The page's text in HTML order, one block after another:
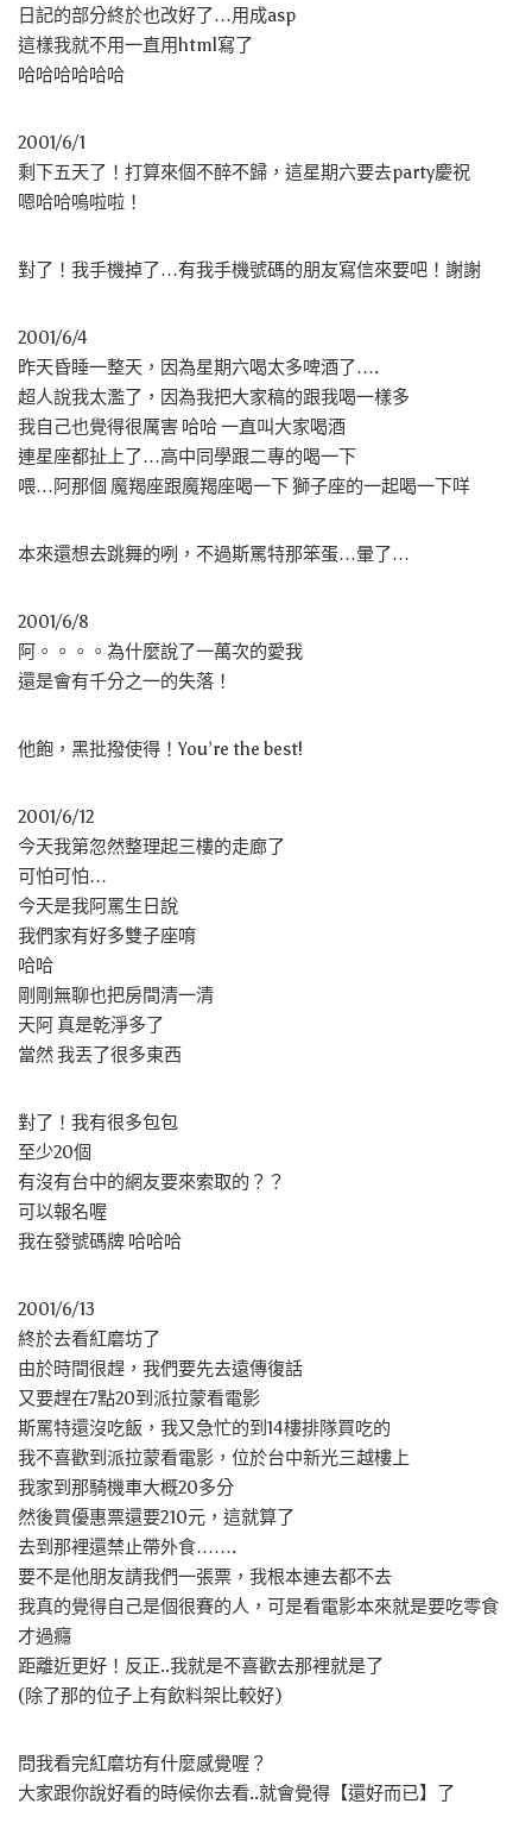
日記的部分終於也改好了…用成asp
這樣我就不用一直用html寫了
哈哈哈哈哈哈
2001/6/1
剩下五天了！打算來個不醉不歸，這星期六要去party慶祝
嗯哈哈嗚啦啦！
對了！我手機掉了…有我手機號碼的朋友寫信來要吧！謝謝
2001/6/4
昨天昏睡一整天，因為星期六喝太多啤酒了….
超人說我太濫了，因為我把大家稿的跟我喝一樣多
我自己也覺得很厲害 哈哈 一直叫大家喝酒
連星座都扯上了…高中同學跟二專的喝一下
喂…阿那個 魔羯座跟魔羯座喝一下 獅子座的一起喝一下咩
本來還想去跳舞的咧，不過斯罵特那笨蛋…暈了…
2001/6/8
阿。。。。為什麼說了一萬次的愛我
還是會有千分之一的失落！
他飽，黑批撥使得！You’re the best!
2001/6/12
今天我第忽然整理起三樓的走廊了
可怕可怕…
今天是我阿罵生日說
我們家有好多雙子座唷
哈哈
剛剛無聊也把房間清一清
天阿 真是乾淨多了
當然 我丟了很多東西
對了！我有很多包包
至少20個
有沒有台中的網友要來索取的？？
可以報名喔
我在發號碼牌 哈哈哈
2001/6/13
終於去看紅磨坊了
由於時間很趕，我們要先去遠傳復話
又要趕在7點20到派拉蒙看電影
斯罵特還沒吃飯，我又急忙的到14樓排隊買吃的
我不喜歡到派拉蒙看電影，位於台中新光三越樓上
我家到那騎機車大概20多分
然後買優惠票還要210元，這就算了
去到那裡還禁止帶外食…….
要不是他朋友請我們一張票，我根本連去都不去
我真的覺得自己是個很賽的人，可是看電影本來就是要吃零食
才過癮
距離近更好！反正..我就是不喜歡去那裡就是了
(除了那的位子上有飲料架比較好)
問我看完紅磨坊有什麼感覺喔？
大家跟你說好看的時候你去看..就會覺得【還好而已】了